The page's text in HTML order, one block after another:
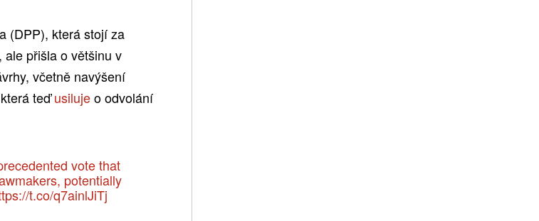
(DPP), která stojí za
ale přišla o většinu v
včetně navýšení
teďusilujeo odvolání
vote that
potentially
t.co/q7ainlJiTj